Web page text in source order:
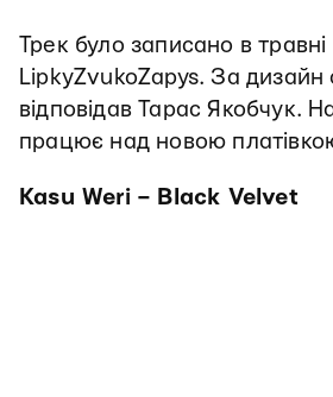
Трек було записано в травні
LipkyZvukoZapys. За дизайн
відповідав Тарас Якобчук.
працює над новою
Kasu Weri – Black Velvet